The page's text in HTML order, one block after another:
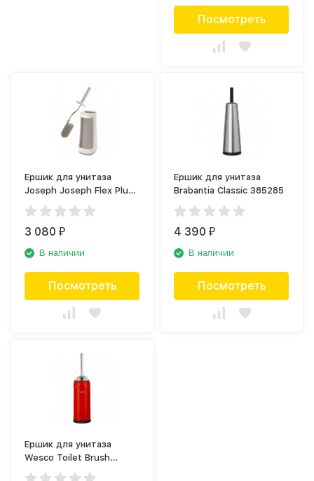
Посмотреть
Ершик для унитаза
Joseph Joseph Flex Plus
70516
3 080₽
В наличии
Посмотреть
Ершик для унитаза
Brabantia Classic 385285
4 390₽
В наличии
Посмотреть
Ершик для унитаза
Wesco Toilet Brush
315101-02